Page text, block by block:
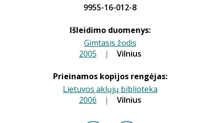
9955-16-012-8
Išleidimo duomenys:
Gimtasis žodis
2005 | Vilnius
Prieinamos kopijos rengėjas:
Lietuvos aklųjų biblioteka
2006 | Vilnius